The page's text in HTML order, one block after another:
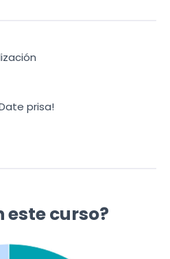
prisa!
este curso?